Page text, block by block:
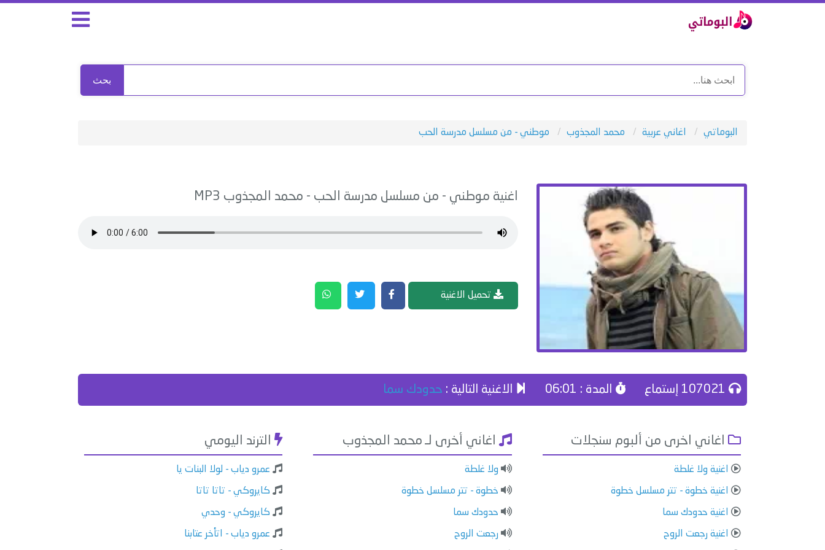
بحث
البوماتي اغاني عربية محمد المجذوب موطني - من مسلسل مدرسة الحب
اغنية موطني - من مسلسل مدرسة الحب - محمد المجذوب
تحميل الاغنية
المدة : 06:01 الاغنية التالية : حدودك سما
اغاني اخرى من ألبوم سنجلات
اغنية ولا غلطة
اغنية خطوة - تتر مسلسل خطوة
اغنية حدودك سما
اغنية رجعت الروح
اغاني أخرى لـ محمد المجذوب
ولا غلطة
خطوة - تتر مسلسل خطوة
حدودك سما
رجعت الروح
الترند اليومي
عمرو دياب - لولا البنات يا
كايروكي - تاتا تاتا
كايروكي - وحدي
عمرو دياب - اتأخر عتابنا